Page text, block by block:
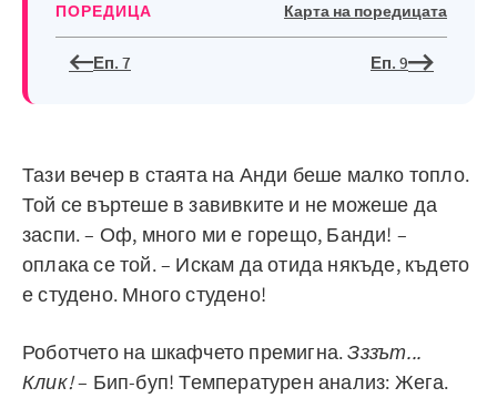
ПОРЕДИЦА Карта на поредицата
Еп. 7 Еп. 9
Тази вечер в стаята на Анди беше малко топло.
Той се въртеше в завивките и не можеше да
заспи. – Оф, много ми е горещо, Банди! –
оплака се той. – Искам да отида някъде, където
е студено. Много студено!
Роботчето на шкафчето премигна.Зззът...
Клик!– Бип-буп! Температурен анализ: Жега.